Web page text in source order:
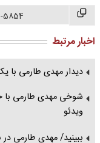
5854
اخبار مرتبط
دیدار مهدی طارمی
شوخی مهدی طارمی با
ویدئو
ببینید/ مهدی طارمی